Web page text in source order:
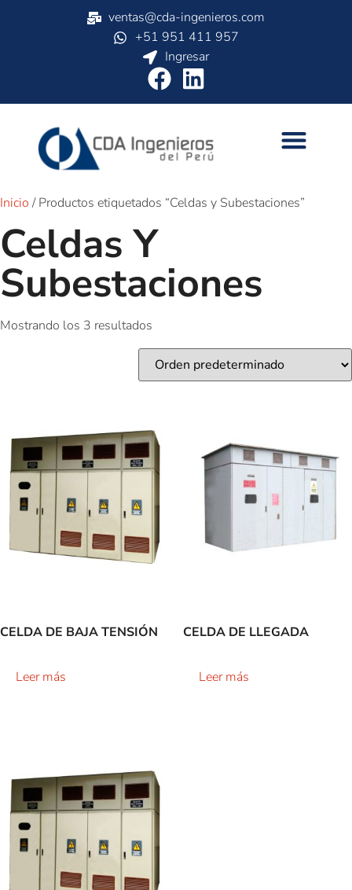
ventas@cda-ingenieros.com
+51 951 411 957
Ingresar
Inicio/ Productos etiquetados “Celdas y Subestaciones”
Celdas Y
Subestaciones
Mostrando los 3 resultados
CELDA DE BAJA TENSIÓN
Leer más
CELDA DE LLEGADA
Leer más